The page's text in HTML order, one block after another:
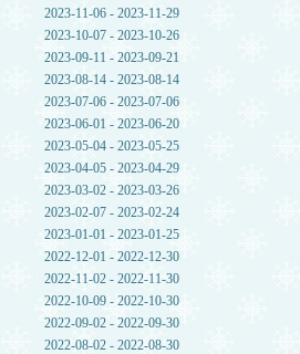
2023-11-06 - 2023-11-29
2023-10-07 - 2023-10-26
2023-09-11 - 2023-09-21
2023-08-14 - 2023-08-14
2023-07-06 - 2023-07-06
2023-06-01 - 2023-06-20
2023-05-04 - 2023-05-25
2023-04-05 - 2023-04-29
2023-03-02 - 2023-03-26
2023-02-07 - 2023-02-24
2023-01-01 - 2023-01-25
2022-12-01 - 2022-12-30
2022-11-02 - 2022-11-30
2022-10-09 - 2022-10-30
2022-09-02 - 2022-09-30
2022-08-02 - 2022-08-30